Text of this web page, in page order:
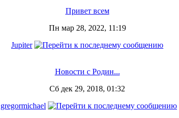
Привет всем
Пн мар 28, 2022, 11:19
Jupiter
Новости с Родин...
Сб дек 29, 2018, 01:32
gregormichael